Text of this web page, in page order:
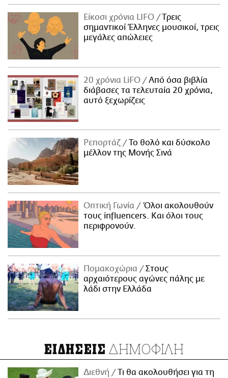
Είκοσι χρόνια LIFO
Tρεις
σημαντικοί Έλληνες μουσικοί, τρεις
μεγάλες απώλειες
20 χρόνια LiFO
Από όσα βιβλία
διάβασες τα τελευταία 20 χρόνια,
αυτό ξεχωρίζεις
Ρεπορτάζ
Το θολό και δύσκολο
μέλλον της Μονής Σινά
Οπτική Γωνία
Όλοι ακολουθούν
τους influencers. Και όλοι τους
περιφρονούν.
Πομακοχώρια
Στους
αρχαιότερους αγώνες πάλης με
λάδι στην Ελλάδα
ΕΙΔΗΣΕΙΣ ΔΗΜΟΦΙΛΗ
Διεθνή Τι θα ακολουθήσει για τη